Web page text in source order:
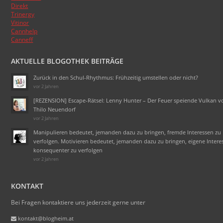
Direkt
Trinergy
Vitinor
Cannhelp
Canneff
AKTUELLE BLOGOTHEK BEITRÄGE
Zurück in den Schul-Rhythmus: Frühzeitig umstellen oder nicht?
vor 2 Jahren
[REZENSION] Escape-Rätsel: Lenny Hunter – Der Feuer speiende Vulkan
Thilo Neuendorf
vor 2 Jahren
Manipulieren bedeutet, jemanden dazu zu bringen, fremde Interessen zu
verfolgen. Motivieren bedeutet, jemanden dazu zu bringen, eigene
konsequenter zu verfolgen
vor 2 Jahren
KONTAKT
Bei Fragen kontaktiere uns jederzeit gerne unter
kontakt@blogheim.at